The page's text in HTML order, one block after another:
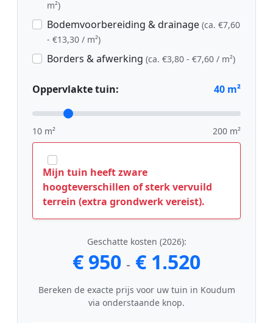
m²)
Bodemvoorbereiding & drainage (ca. €7,60
- €13,30 / m²)
Borders & afwerking (ca. €3,80 - €7,60 / m²)
Oppervlakte tuin: 40 m²
10 m² 200 m²
Mijn tuin heeft zware
hoogteverschillen of sterk vervuild
terrein (extra grondwerk vereist).
Geschatte kosten (2026):
€ 950 - € 1.520
Bereken de exacte prijs voor uw tuin in Koudum
via onderstaande knop.